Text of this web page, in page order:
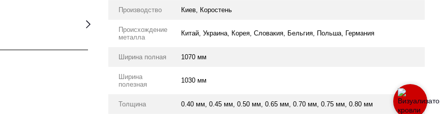
Производство Киев, Коростень
Происхождение
металла
Китай, Украина, Корея, Словакия, Бельгия, Польша, Германия
Ширина полная 1070 мм
Ширина
полезная
1030 мм
Толщина 0.40 мм, 0.45 мм, 0.50 мм, 0.65 мм, 0.70 мм, 0.75 мм, 0.80 мм